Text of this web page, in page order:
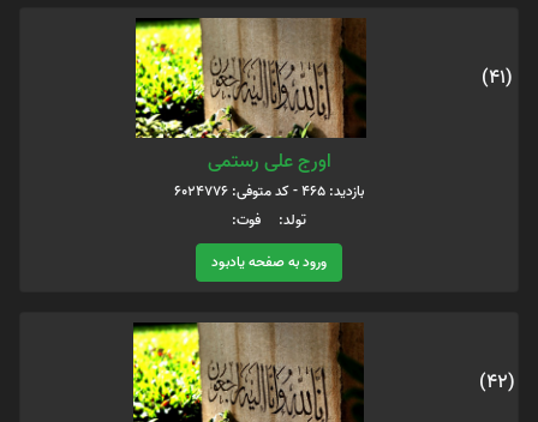
(41)
اورج علی رستمی
بازدید: 465 - کد متوفی: 6024776
تولد: فوت:
ورود به صفحه یادبود
(42)